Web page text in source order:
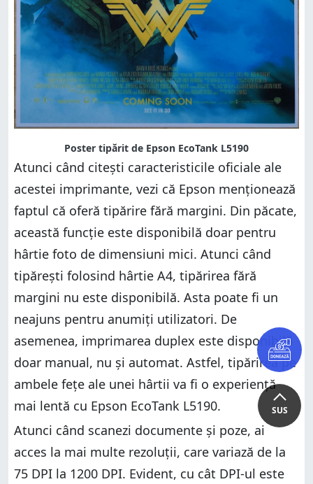
SUS
Poster tipărit de Epson EcoTank L5190
Atunci când citești caracteristicile oficiale ale
acestei imprimante, vezi că Epson menționează
faptul că oferă tipărire fără margini. Din păcate,
această funcție este disponibilă doar pentru
hârtie foto de dimensiuni mici. Atunci când
tipărești folosind hârtie A4, tipărirea fără
margini nu este disponibilă. Asta poate fi un
neajuns pentru anumiți utilizatori. De
asemenea, imprimarea duplex este disponibilă
doar manual, nu și automat. Astfel, tipărirea pe
ambele fețe ale unei hârtii va fi o experiență
mai lentă cu Epson EcoTank L5190.
Atunci când scanezi documente și poze, ai
acces la mai multe rezoluții, care variază de la
75 DPI la 1200 DPI. Evident, cu cât DPI-ul este